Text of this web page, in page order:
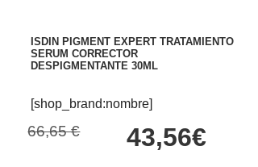
ISDIN PIGMENT EXPERT TRATAMIENTO
SERUM CORRECTOR
DESPIGMENTANTE 30ML
[shop_brand:nombre]
66,65 € 43,56€